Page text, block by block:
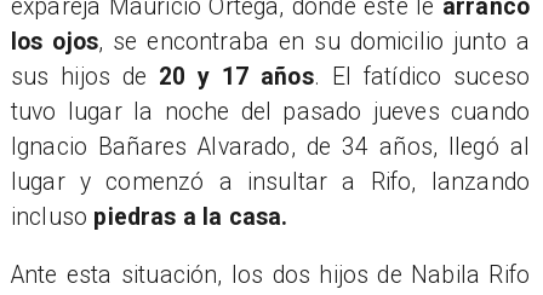
expareja Mauricio Ortega, donde este le arrancó
los ojos, se encontraba en su domicilio junto a
sus hijos de 20 y 17 años. El fatídico suceso
tuvo lugar la noche del pasado jueves cuando
Ignacio Bañares Alvarado, de 34 años, llegó al
lugar y comenzó a insultar a Rifo, lanzando
incluso piedras a la casa.
​Ante esta situación, los dos hijos de Nabila Rifo